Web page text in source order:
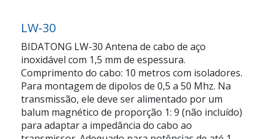
LW-30
BIDATONG LW-30 Antena de cabo de aço
inoxidável com 1,5 mm de espessura.
Comprimento do cabo: 10 metros com isoladores.
Para montagem de dipolos de 0,5 a 50 Mhz. Na
transmissão, ele deve ser alimentado por um
balum magnético de proporção 1: 9 (não incluído)
para adaptar a impedância do cabo ao